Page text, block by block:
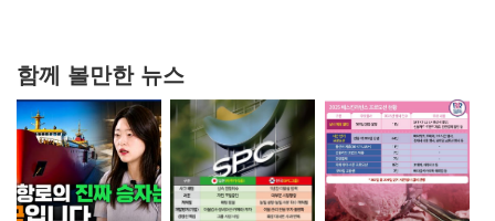
함께 볼만한 뉴스